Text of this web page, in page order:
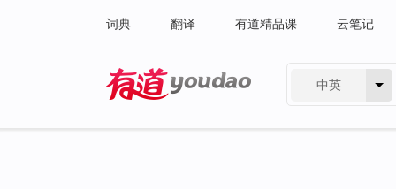
词典 翻译 有道精品课 云笔记
中英